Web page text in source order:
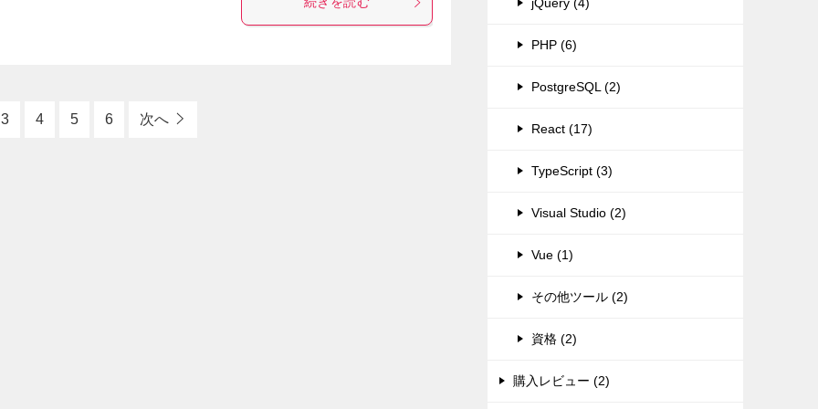
3 4 5 6 次へ
PHP (6)
PostgreSQL (2)
React (17)
TypeScript (3)
Visual Studio (2)
Vue (1)
その他ツール (2)
資格 (2)
購入レビュー (2)